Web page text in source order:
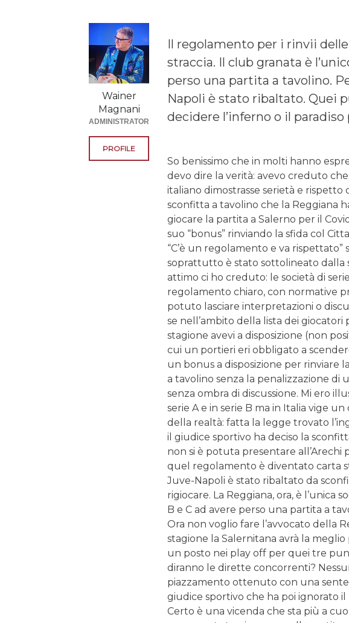
Il regolamento per i rinvii
straccia. Il club granata è
perso una partita a tavolino.
Napoli è stato ribaltato. Quei
decidere l’inferno o il paradiso
So benissimo che in molti hanno
devo dire la verità: avevo creduto
italiano dimostrasse serietà e
sconfitta a tavolino che la Reggiana
giocare la partita a Salerno per il
suo “bonus” rinviando la sfida col
“C’è un regolamento e va
soprattutto è stato sottolineato dalla
attimo ci ho creduto: le società di
regolamento chiaro, con normative
potuto lasciare interpretazioni o
se nell’ambito della lista dei giocatori
stagione avevi a disposizione (non
cui un portieri eri obbligato a
un bonus a disposizione per rinviare
a tavolino senza la penalizzazione di
senza ombra di discussione. Mi ero
serie A e in serie B ma in Italia vige
della realtà: fatta la legge trovato
il giudice sportivo ha deciso la
non si è potuta presentare all’Arechi
quel regolamento è diventato carta
Juve-Napoli è stato ribaltato da
rigiocare. La Reggiana, ora, è l’unica
B e C ad avere perso una partita a
Ora non voglio fare l’avvocato della
stagione la Salernitana avrà la
un posto nei play off per quei tre
diranno le dirette concorrenti?
piazzamento ottenuto con una
giudice sportivo che ha poi ignorato
Certo è una vicenda che sta più a
Wainer
Magnani
ADMINISTRATOR
PROFILE